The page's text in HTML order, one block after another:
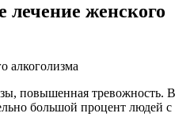
лечение женского
алкоголизма
повышенная тревожность. В
большой процент людей с